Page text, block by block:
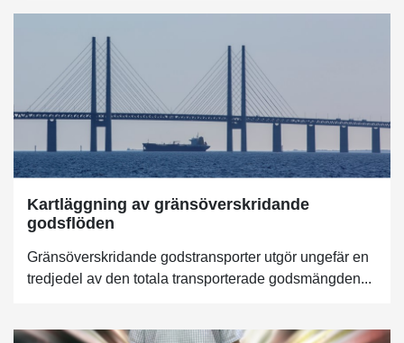
Kartläggning av gränsöverskridande
godsflöden
Gränsöverskridande godstransporter utgör ungefär en
tredjedel av den totala transporterade godsmängden...